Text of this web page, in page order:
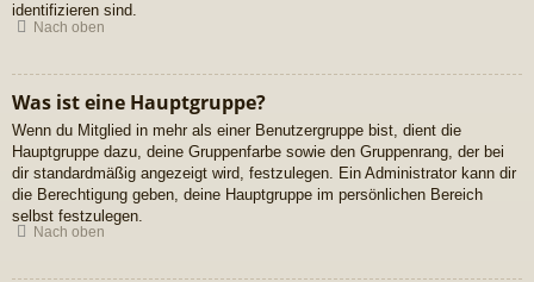
identifizieren sind.
Nach oben
Was ist eine Hauptgruppe?
Wenn du Mitglied in mehr als einer Benutzergruppe bist, dient die
Hauptgruppe dazu, deine Gruppenfarbe sowie den Gruppenrang, der bei
dir standardmäßig angezeigt wird, festzulegen. Ein Administrator kann dir
die Berechtigung geben, deine Hauptgruppe im persönlichen Bereich
selbst festzulegen.
Nach oben